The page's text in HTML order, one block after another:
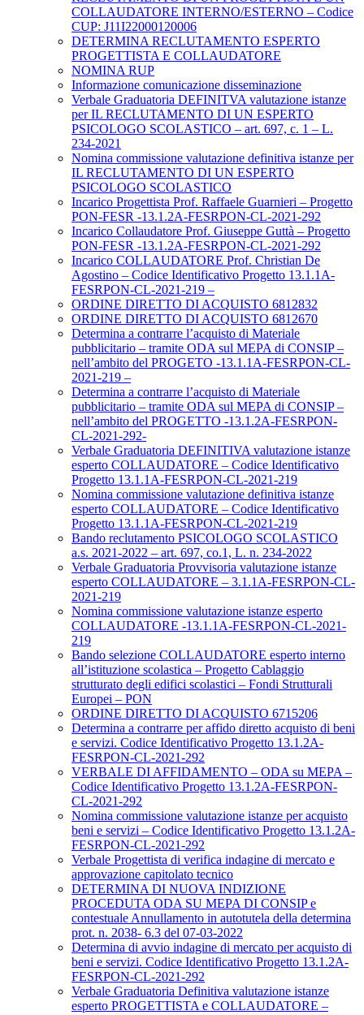
COLLAUDATORE INTERNO/ESTERNO – Codice
CUP: J11I22000120006
DETERMINA RECLUTAMENTO ESPERTO
PROGETTISTA E COLLAUDATORE
NOMINA RUP
Informazione comunicazione disseminazione
Verbale Graduatoria DEFINITVA valutazione istanze
per IL RECLUTAMENTO DI UN ESPERTO
PSICOLOGO SCOLASTICO – art. 697, c. 1 – L.
234-2021
Nomina commissione valutazione definitiva istanze per
IL RECLUTAMENTO DI UN ESPERTO
PSICOLOGO SCOLASTICO
Incarico Progettista Prof. Raffaele Guarnieri – Progetto
PON-FESR -13.1.2A-FESRPON-CL-2021-292
Incarico Collaudatore Prof. Giuseppe Guttà – Progetto
PON-FESR -13.1.2A-FESRPON-CL-2021-292
Incarico COLLAUDATORE Prof. Christian De
Agostino – Codice Identificativo Progetto 13.1.1A-
FESRPON-CL-2021-219 –
ORDINE DIRETTO DI ACQUISTO 6812832
ORDINE DIRETTO DI ACQUISTO 6812670
Determina a contrarre l’acquisto di Materiale
pubblicitario – tramite ODA sul MEPA di CONSIP –
nell’ambito del PROGETO -13.1.1A-FESRPON-CL-
2021-219 –
Determina a contrarre l’acquisto di Materiale
pubblicitario – tramite ODA sul MEPA di CONSIP –
nell’ambito del PROGETTO -13.1.2A-FESRPON-
CL-2021-292-
Verbale Graduatoria DEFINITIVA valutazione istanze
esperto COLLAUDATORE – Codice Identificativo
Progetto 13.1.1A-FESRPON-CL-2021-219
Nomina commissione valutazione definitiva istanze
esperto COLLAUDATORE – Codice Identificativo
Progetto 13.1.1A-FESRPON-CL-2021-219
Bando reclutamento PSICOLOGO SCOLASTICO
a.s. 2021-2022 – art. 697, co.1, L. n. 234-2022
Verbale Graduatoria Provvisoria valutazione istanze
esperto COLLAUDATORE – 3.1.1A-FESRPON-CL-
2021-219
Nomina commissione valutazione istanze esperto
COLLAUDATORE -13.1.1A-FESRPON-CL-2021-
219
Bando selezione COLLAUDATORE esperto interno
all’istituzione scolastica – Progetto Cablaggio
strutturato degli edifici scolastici – Fondi Strutturali
Europei – PON
ORDINE DIRETTO DI ACQUISTO 6715206
Determina a contrarre per affido diretto acquisto di beni
e servizi. Codice Identificativo Progetto 13.1.2A-
FESRPON-CL-2021-292
VERBALE DI AFFIDAMENTO – ODA su MEPA –
Codice Identificativo Progetto 13.1.2A-FESRPON-
CL-2021-292
Nomina commissione valutazione istanze per acquisto
beni e servizi – Codice Identificativo Progetto 13.1.2A-
FESRPON-CL-2021-292
Verbale Progettista di verifica indagine di mercato e
approvazione capitolato tecnico
DETERMINA DI NUOVA INDIZIONE
PROCEDUTA ODA SU MEPA DI CONSIP e
contestuale Annullamento in autotutela della determina
prot. n. 2038- 6.3 del 07-03-2022
Determina di avvio indagine di mercato per acquisto di
beni e servizi. Codice Identificativo Progetto 13.1.2A-
FESRPON-CL-2021-292
Verbale Graduatoria Definitiva valutazione istanze
esperto PROGETTISTA e COLLAUDATORE –